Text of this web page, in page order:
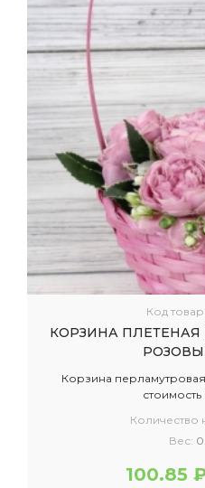
Код
КОРЗИНА ПЛЕТЕНАЯ
Корзина
стоимость
Количество
Вес:
100.85